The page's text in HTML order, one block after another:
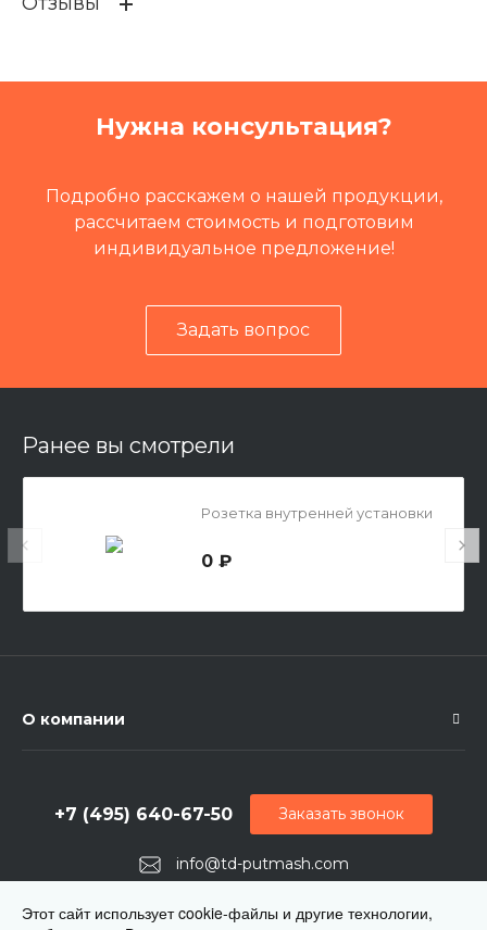
Кат префикс
Промышленное оборудов
Установка домкратная УД
Нужна консультация?
Подробно расскажем о нашей продукции,
рассчитаем стоимость и подготовим
индивидуальное предложение!
Задать вопрос
Ранее вы смотрели
Розетка внутренней установки
0 ₽
О компании
info@td-putmash.com
+7 (495) 640-67-50
г. Москва, 1-й Кирпичный переулок, дом 2
Заказать звонок
Этот сайт использует cookie-файлы и другие технологии,